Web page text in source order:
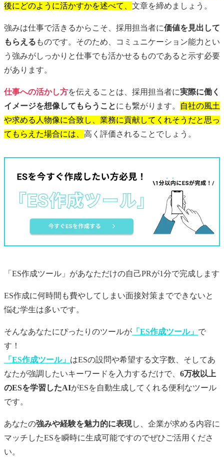
後にどのように活かすかを述べて、 文章を締めましょう。
強みは仕事で活きるからこそ、採用担当者に価値を見出して
もらえる ものです。そのため、コミュニケーション能力とい
う強みがしっかりと仕事でも活かせるものであると示す必要
があります。
仕事への活かし方を伝えることは、採用担当者に実際に働く
イメージを想像してもらうことにも繋がります。
自社の風土
や求める人物像に合致し、業務に貢献してくれそうだと思っ
てもらえた場合には、 高く評価されることでしょう。
「ES作成ツール」があなただけの自己PRが1分で完成します
ES作成に何時間も費やしてしまい面接対策までできないと
悩む学生は多いです。
そんなあなたにぴったりのツールが 「ES作成ツール」 で
す！
「ES作成ツール」 はESの設問や希望する文字数、そしてあ
なたが強調したいキーワードを入力するだけで、 6万枚以上
のESを学習したAIがESを自動生成してくれる便利なツール
です。
あなたの強みや経験を魅力的に表現し、企業が求める内容に
マッチしたESを瞬時に生成可能ですのでぜひご活用くださ
い。